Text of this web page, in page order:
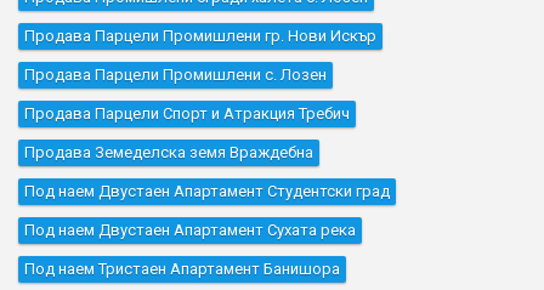
Продава Парцели Промишлени гр. Нови Искър
Продава Парцели Промишлени с. Лозен
Продава Парцели Спорт и Атракция Требич
Продава Земеделска земя Враждебна
Под наем Двустаен Апартамент Студентски град
Под наем Двустаен Апартамент Сухата река
Под наем Тристаен Апартамент Банишора